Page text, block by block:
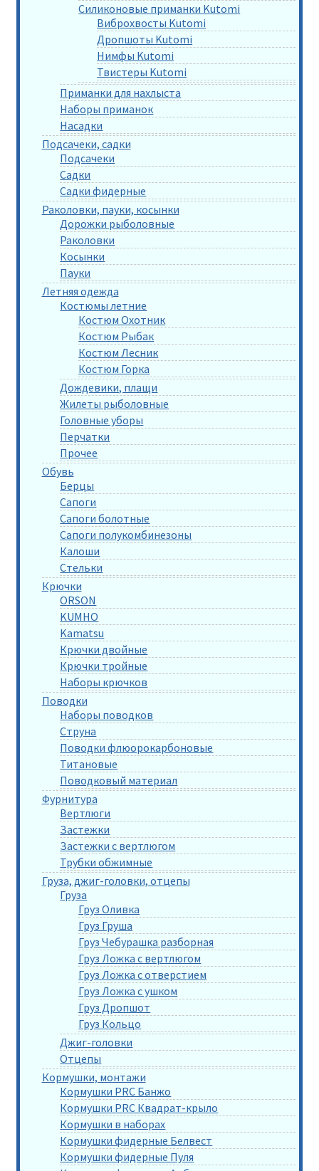
Силиконовые приманки Kutomi
Виброхвосты Kutomi
Дропшоты Kutomi
Нимфы Kutomi
Твистеры Kutomi
Приманки для нахлыста
Наборы приманок
Насадки
Подсачеки, садки
Подсачеки
Садки
Садки фидерные
Раколовки, пауки, косынки
Дорожки рыболовные
Раколовки
Косынки
Пауки
Летняя одежда
Костюмы летние
Костюм Охотник
Костюм Рыбак
Костюм Лесник
Костюм Горка
Дождевики, плащи
Жилеты рыболовные
Головные уборы
Перчатки
Прочее
Обувь
Берцы
Сапоги
Сапоги болотные
Сапоги полукомбинезоны
Калоши
Стельки
Крючки
ORSON
KUMHO
Kamatsu
Крючки двойные
Крючки тройные
Наборы крючков
Поводки
Наборы поводков
Струна
Поводки флюорокарбоновые
Титановые
Поводковый материал
Фурнитура
Вертлюги
Застежки
Застежки с вертлюгом
Трубки обжимные
Груза, джиг-головки, отцепы
Груза
Груз Оливка
Груз Груша
Груз Чебурашка разборная
Груз Ложка с вертлюгом
Груз Ложка с отверстием
Груз Ложка с ушком
Груз Дропшот
Груз Кольцо
Джиг-головки
Отцепы
Кормушки, монтажи
Кормушки PRC Банжо
Кормушки PRC Квадрат-крыло
Кормушки в наборах
Кормушки фидерные Белвест
Кормушки фидерные Пуля